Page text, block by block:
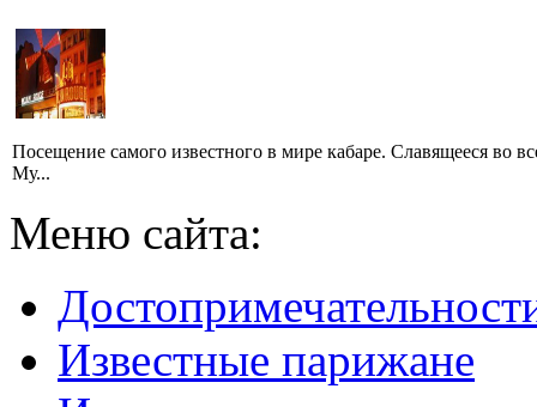
Посещение самого известного в мире кабаре. Славящееся во
Му...
Меню сайта:
Известные парижане